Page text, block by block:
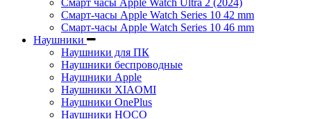
Смарт-часы Apple Watch Series 10 42 mm
Смарт-часы Apple Watch Series 10 46 mm
Наушники
Наушники для ПК
Наушники беспроводные
Наушники Apple
Наушники XIAOMI
Наушники OnePlus
Наушники HOCO